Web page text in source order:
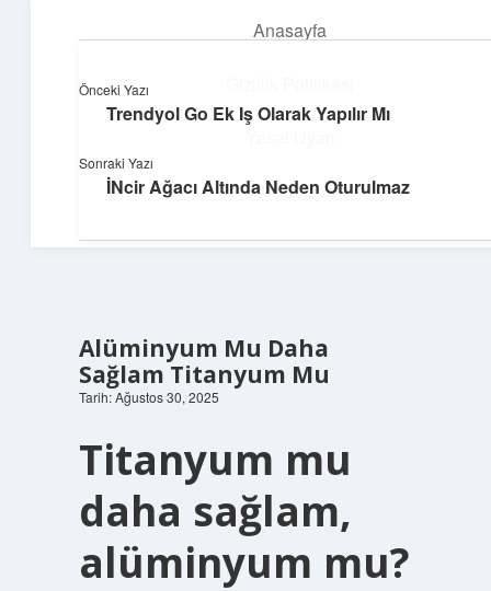
Anasayfa
Hakkımızda
Neşeli Fikir Köşesi
Hayatına neşe katan kısa hikayeler!
Alüminyum Mu Daha
Sağlam Titanyum Mu
Tarih: Ağustos 30, 2025
Titanyum mu
daha sağlam,
alüminyum mu?
Önceki Yazı
Trendyol Go Ek Iş Olarak Yapılır Mı
Sonraki Yazı
İNcir Ağacı Altında Neden Oturulmaz